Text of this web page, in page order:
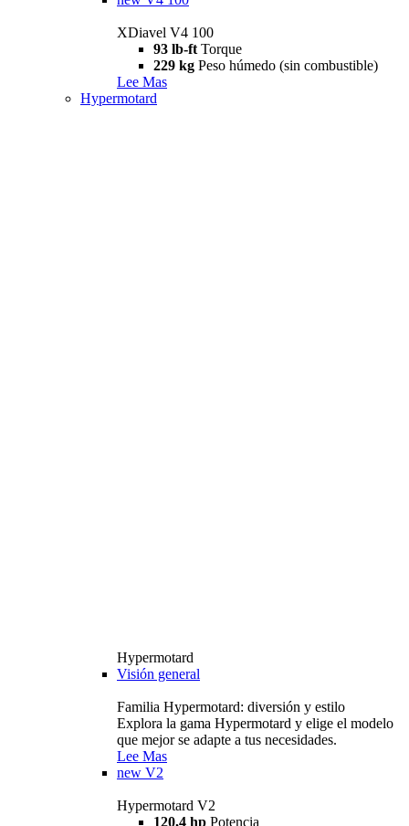
XDiavel V4 100
93 lb-ft Torque
229 kg Peso húmedo (sin combustible)
Lee Mas
Hypermotard
Hypermotard
Visión general
Familia Hypermotard: diversión y estilo
Explora la gama Hypermotard y elige el modelo
que mejor se adapte a tus necesidades.
Lee Mas
new V2
Hypermotard V2
120,4 hp Potencia